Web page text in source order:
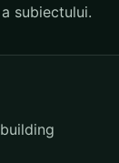
subiectului.